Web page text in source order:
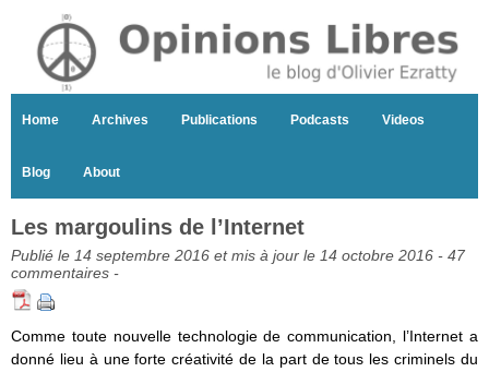
Home Archives Publications Podcasts Videos
Blog About
Les margoulins de l’Internet
Publié le 14 septembre 2016 et mis à jour le 14 octobre 2016 - 47
commentaires -
Comme toute nouvelle technologie de communication, l’Internet a
donné lieu à une forte créativité de la part de tous les criminels du